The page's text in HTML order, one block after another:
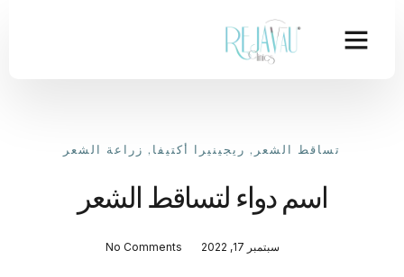
تساقط الشعر , ريجينيرا أكتيفا , زراعة الشعر
اسم دواء لتساقط الشعر
سبتمبر 17, 2022 No Comments